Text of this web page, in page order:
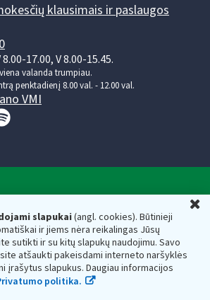
slapukai(angl. cookies). Būtinieji
ir jiems nėra reikalingas Jūsų
sutikti ir su kitų slapukų naudojimu. Savo
atšaukti pakeisdami interneto naršyklės
įrašytus slapukus. Daugiau informacijos
politika.
klausimais ir paslaugos
17.00, V 8.00-15.45.
valanda trumpiau.
penktadienį 8.00 val. - 12.00 val.
VMI
ministerijos
asmens kodas — 188659752,
g. 14, 01107 Vilnius, Lietuva, el.paštas:
dėžutės adresas 188659752
mokesčių inspekciją prie Lietuvos
kaupiami ir saugomi Juridinių